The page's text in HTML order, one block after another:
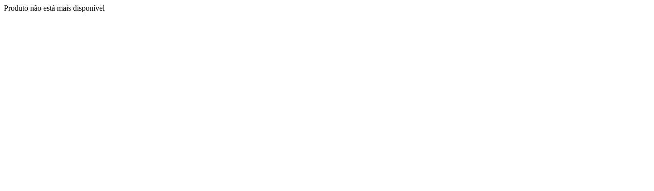
Produto não está mais disponível